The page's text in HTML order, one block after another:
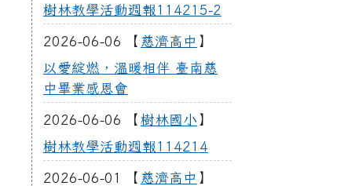
樹林教學活動週報114215-2
2026-06-06 【 慈濟高中 】
以愛綻燃，溫暖相伴 臺南慈
中畢業感恩會
2026-06-06 【 樹林國小 】
樹林教學活動週報114214
2026-06-01 【 慈濟高中 】